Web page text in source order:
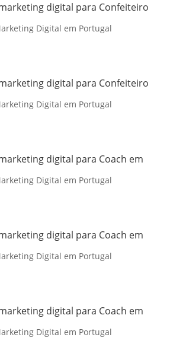
digital para Confeiteiro
Digital em Portugal
digital para Confeiteiro
Digital em Portugal
digital para Coach em
Digital em Portugal
digital para Coach em
Digital em Portugal
digital para Coach em
Digital em Portugal